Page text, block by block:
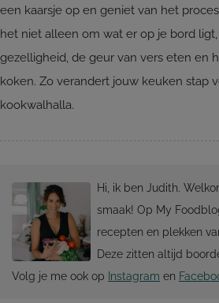
een kaarsje op en geniet van het
het niet alleen om wat er op je bord
gezelligheid, de geur van vers eten en
koken. Zo verandert jouw keuken stap
kookwalhalla.
Hi, ik ben Judith.
smaak! Op My
recepten en plekken
Deze zitten altijd
Volg je me ook op Instagram en